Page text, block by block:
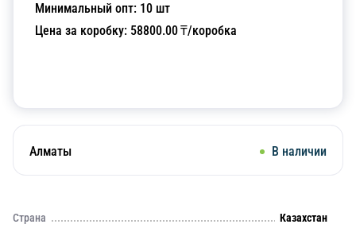
Минимальный опт: 10 шт
Цена за коробку: 58800.00₸/коробка
Алматы В наличии
Страна
Казахстан